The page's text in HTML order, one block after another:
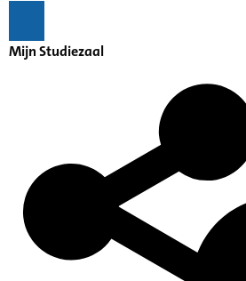
Mijn Studiezaal